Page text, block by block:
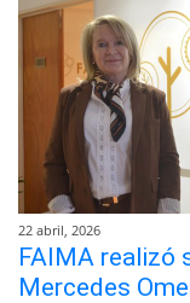
22 abril, 2026
FAIMA realizó
Mercedes